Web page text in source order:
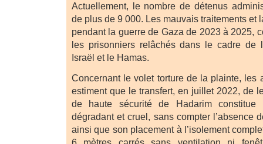
Actuellement, le nombre de détenus
de plus de 9 000. Les mauvais traitements et
pendant la guerre de Gaza de 2023 à 2025,
les prisonniers relâchés dans le cadre de
Israël et le Hamas.
Concernant le volet torture de la plainte, les
estiment que le transfert, en juillet 2022, de
de haute sécurité de Hadarim
dégradant et cruel, sans compter l’absence
ainsi que son placement à l’isolement